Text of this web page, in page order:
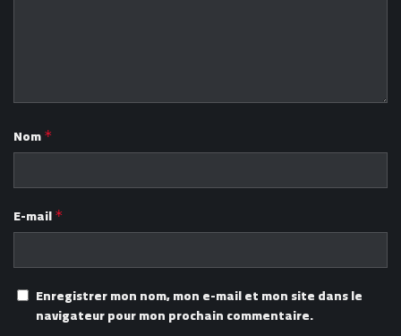
Nom *
E-mail *
Enregistrer mon nom, mon e-mail et mon site dans le
navigateur pour mon prochain commentaire.